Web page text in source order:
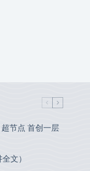
节点 首创一层
文）